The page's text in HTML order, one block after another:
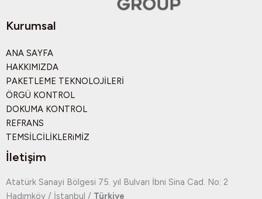
Kurumsal
ANA SAYFA
HAKKIMIZDA
PAKETLEME TEKNOLOJİLERİ
ÖRGÜ KONTROL
DOKUMA KONTROL
REFRANS
TEMSİLCİLİKLERiMİZ
İletişim
Atatürk Sanayi Bölgesi 75. yıl Bulvarı İbni Sina Cad. No: 2
Hadımköy / İstanbul / Türkiye